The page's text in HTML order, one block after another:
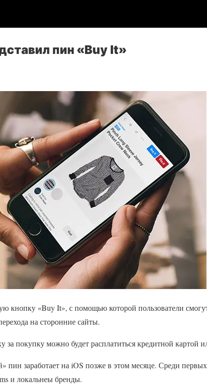
пин «Buy It»
кнопку «Buy It», с помощью которой пользователи
на сторонние сайты.
за покупку можно будет расплатиться кредитной картой
пин заработает на iOS позже в этом месяце. Среди
и локальнеы бренды.